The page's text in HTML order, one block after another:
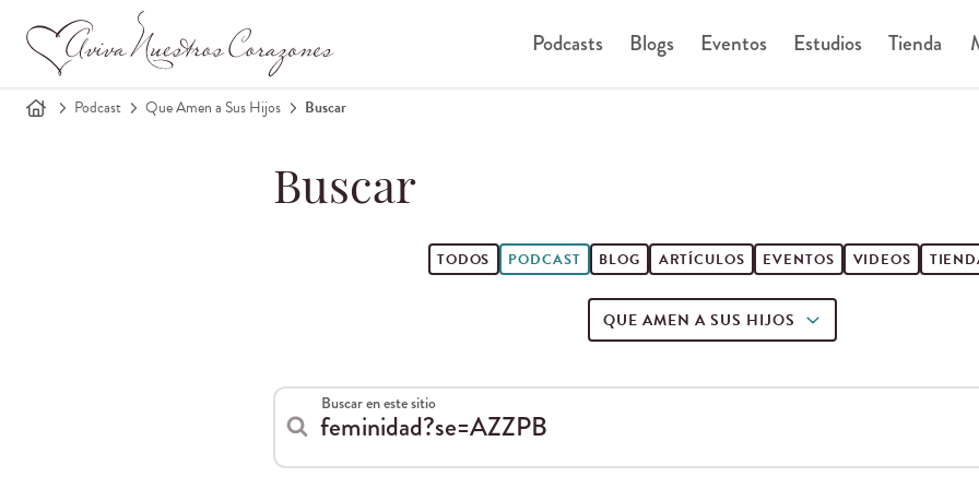
Podcasts Blogs Eventos Estudios Tienda
Podcast Que Amen a Sus Hijos Buscar
Buscar
TODOS PODCAST BLOG ARTÍCULOS EVENTOS VIDEOS
QUE AMEN A SUS HIJOS
Buscar en este sitio